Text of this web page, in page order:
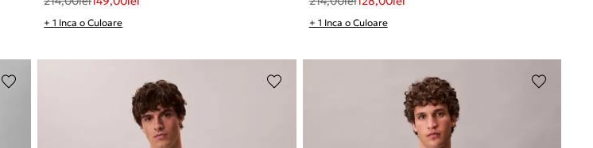
+ 1 Inca o Culoare + 1 Inca o Culoare